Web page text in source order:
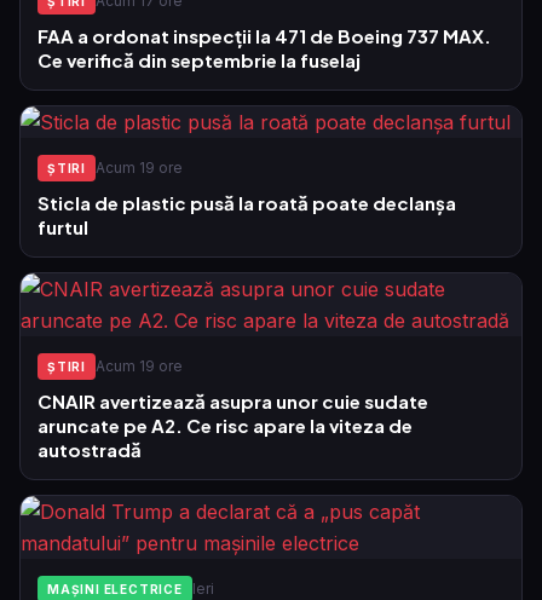
FAA a ordonat inspecții la 471 de Boeing 737 MAX.
Ce verifică din septembrie la fuselaj
ŞTIRI Acum 19 ore
Sticla de plastic pusă la roată poate declanșa
furtul
ŞTIRI Acum 19 ore
CNAIR avertizează asupra unor cuie sudate
aruncate pe A2. Ce risc apare la viteza de
autostradă
MAȘINI ELECTRICE Ieri